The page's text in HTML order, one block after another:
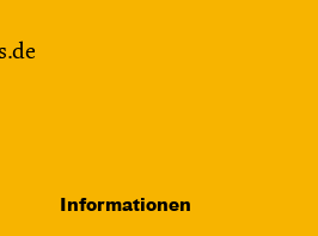
Informationen